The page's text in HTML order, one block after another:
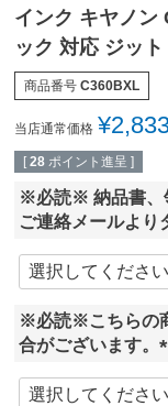
インク キヤノン
ック 対応 ジッ
商品番号 C360BXL
当店通常価格 ¥
[ 28 ポイント進呈 ]
※必読※ 納品書、
ご連絡メールより
※必読※こちらの
合がございます。
(
必